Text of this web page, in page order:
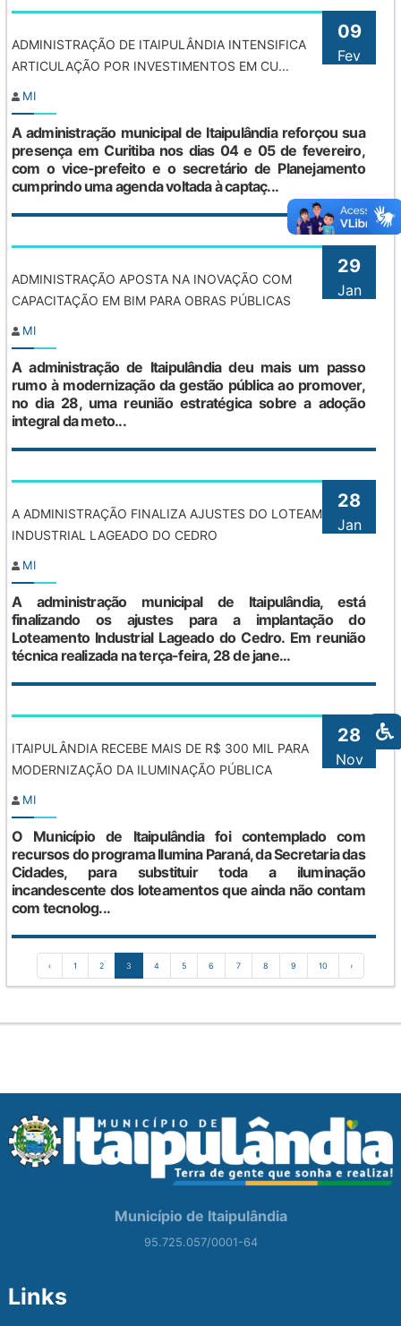
09
Fev
ADMINISTRAÇÃO DE ITAIPULÂNDIA INTENSIFICA
ARTICULAÇÃO POR INVESTIMENTOS EM CU...
MI
A administração municipal de Itaipulândia reforçou sua
presença em Curitiba nos dias 04 e 05 de fevereiro,
com o vice-prefeito e o secretário de Planejamento
cumprindo uma agenda voltada à captaç...
29
Jan
ADMINISTRAÇÃO APOSTA NA INOVAÇÃO COM
CAPACITAÇÃO EM BIM PARA OBRAS PÚBLICAS
MI
A administração de Itaipulândia deu mais um passo
rumo à modernização da gestão pública ao promover,
no dia 28, uma reunião estratégica sobre a adoção
integral da meto...
28
Jan
A ADMINISTRAÇÃO FINALIZA AJUSTES DO LOTEAMENTO
INDUSTRIAL LAGEADO DO CEDRO
MI
A administração municipal de Itaipulândia, está
finalizando os ajustes para a implantação do
Loteamento Industrial Lageado do Cedro. Em reunião
técnica realizada na terça-feira, 28 de jane...
28
Nov
ITAIPULÂNDIA RECEBE MAIS DE R$ 300 MIL PARA
MODERNIZAÇÃO DA ILUMINAÇÃO PÚBLICA
MI
O Município de Itaipulândia foi contemplado com
recursos do programa Ilumina Paraná, da Secretaria das
Cidades, para substituir toda a iluminação
incandescente dos loteamentos que ainda não contam
com tecnolog...
‹ 1 2 3 4 5 6 7 8 9 10 ›
Município de Itaipulândia
95.725.057/0001-64
Links